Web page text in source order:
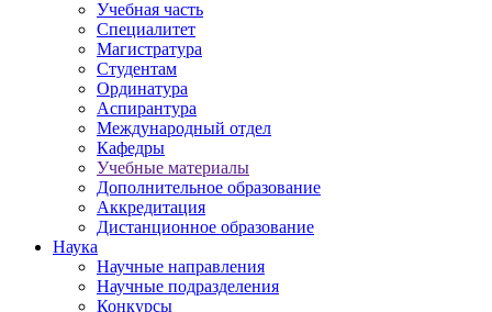
Учебная часть
Специалитет
Магистратура
Студентам
Ординатура
Аспирантура
Международный отдел
Кафедры
Учебные материалы
Дополнительное образование
Аккредитация
Дистанционное образование
Наука
Научные направления
Научные подразделения
Конкурсы